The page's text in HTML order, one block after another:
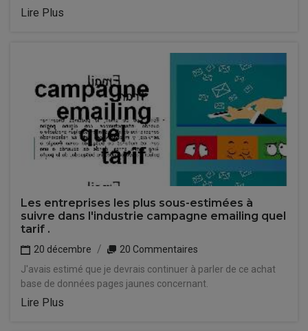
Lire Plus
Les entreprises les plus sous-estimées à
suivre dans l'industrie campagne emailing quel
tarif .
20 décembre
20 Commentaires
J'avais estimé que je devrais continuer à parler de ce achat
base de données pages jaunes concernant.
Lire Plus